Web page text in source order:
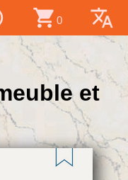
shopping_cart 0 translate
et